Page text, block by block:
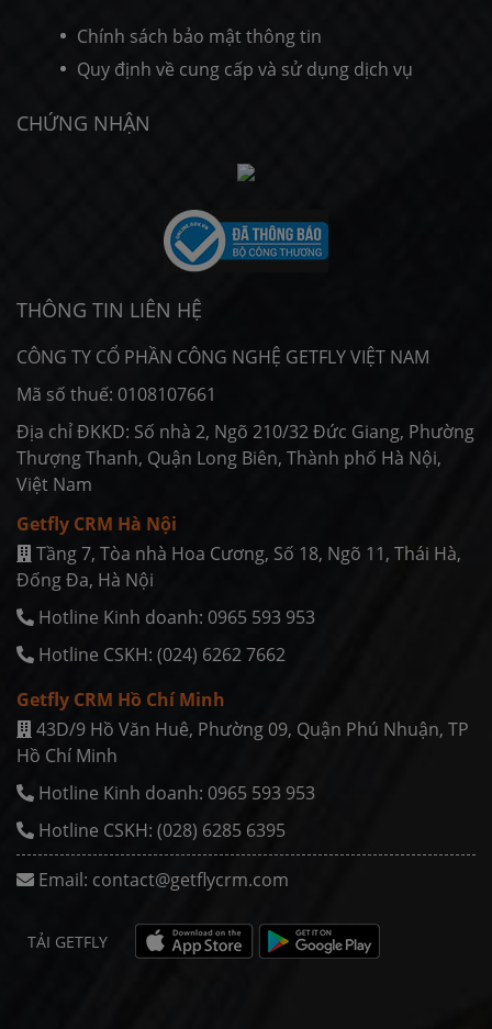
Chính sách bảo mật thông tin
Quy định về cung cấp và sử dụng dịch vụ
CHỨNG NHẬN
THÔNG TIN LIÊN HỆ
CÔNG TY CỔ PHẦN CÔNG NGHỆ GETFLY VIỆT NAM
Mã số thuế: 0108107661
Địa chỉ ĐKKD: Số nhà 2, Ngõ 210/32 Đức Giang, Phường
Thượng Thanh, Quận Long Biên, Thành phố Hà Nội,
Việt Nam
Getfly CRM Hà Nội
Tầng 7, Tòa nhà Hoa Cương, Số 18, Ngõ 11, Thái Hà,
Ðống Ða, Hà Nội
Hotline Kinh doanh: 0965 593 953
Hotline CSKH: (024) 6262 7662
Getfly CRM Hồ Chí Minh
43D/9 Hồ Văn Huê, Phường 09, Quận Phú Nhuận, TP
Hồ Chí Minh
Hotline Kinh doanh: 0965 593 953
Hotline CSKH: (028) 6285 6395
Email: contact@getflycrm.com
TẢI GETFLY